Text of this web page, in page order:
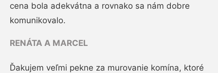
cena bola adekvátna a rovnako sa nám dobre
komunikovalo.
RENÁTA A MARCEL
Ďakujem veľmi pekne za murovanie komína, ktoré